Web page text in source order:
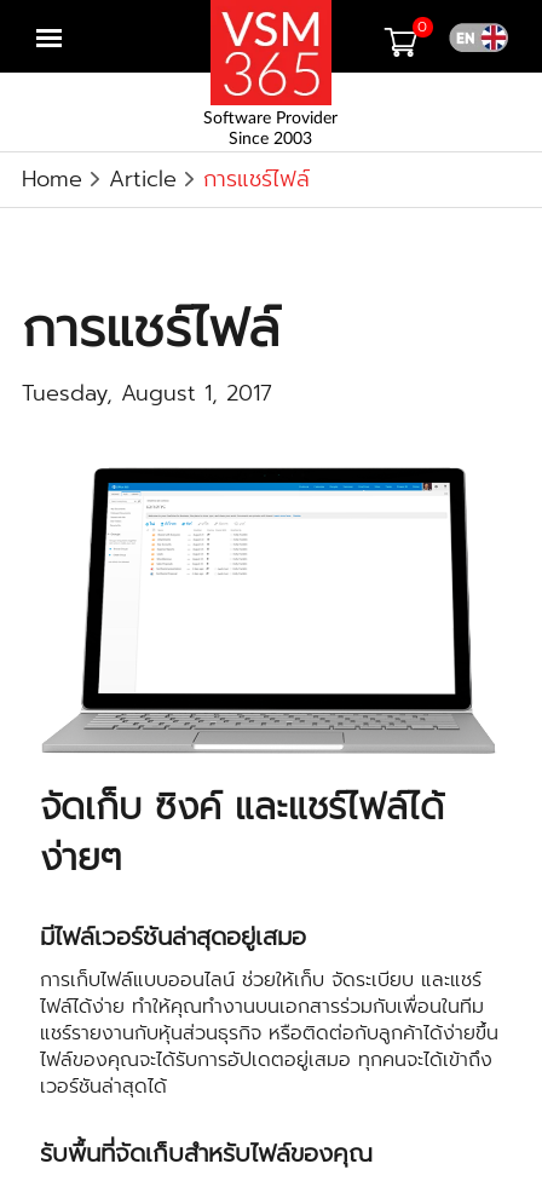
Open
Software Provider
Since 2003
0
Home Article การแชร์ไฟล์
การแชร์ไฟล์
Tuesday, August 1, 2017
จัดเก็บ ซิงค์ และแชร์ไฟล์ได้
ง่ายๆ
มีไฟล์เวอร์ชันล่าสุดอยู่เสมอ
การเก็บไฟล์แบบออนไลน์ ช่วยให้เก็บ จัดระเบียบ และแชร์
ไฟล์ได้ง่าย ทำให้คุณทำงานบนเอกสารร่วมกับเพื่อนในทีม
แชร์รายงานกับหุ้นส่วนธุรกิจ หรือติดต่อกับลูกค้าได้ง่ายขึ้น
ไฟล์ของคุณจะได้รับการอัปเดตอยู่เสมอ ทุกคนจะได้เข้าถึง
เวอร์ชันล่าสุดได้
รับพื้นที่จัดเก็บสำหรับไฟล์ของคุณ